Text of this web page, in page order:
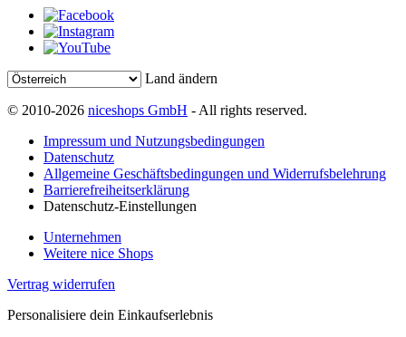
Land ändern
© 2010-2026 niceshops GmbH - All rights reserved.
Impressum und Nutzungsbedingungen
Datenschutz
Allgemeine Geschäftsbedingungen und Widerrufsbelehrung
Barrierefreiheitserklärung
Datenschutz-Einstellungen
Unternehmen
Weitere nice Shops
Vertrag widerrufen
Personalisiere dein Einkaufserlebnis